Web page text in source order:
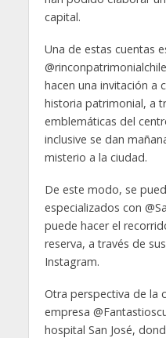
capital.
Una de estas cuentas
hacen una invitación a
historia patrimonial, a
emblemáticas del
inclusive se dan
misterio a la ciudad.
De este modo, se
especializados con
puede hacer el
reserva, a través de
Instagram.
Otra perspectiva de la
empresa
hospital San José,